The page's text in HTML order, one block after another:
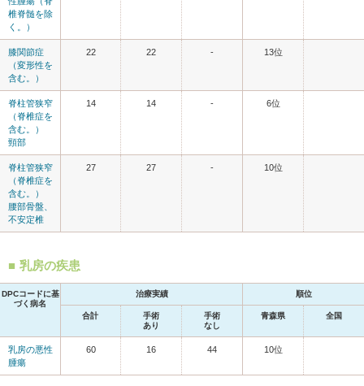
椎脊髄を除
く。）
膝関節症
（変形性を
含む。）
22 22 - 13位
脊柱管狭窄
（脊椎症を
含む。）
頸部
14 14 - 6位
脊柱管狭窄
（脊椎症を
含む。）
腰部骨盤、
不安定椎
27 27 - 10位
乳房の疾患
DPCコードに基
づく病名
治療実績 順位
合計
手術
あり
手術
なし
青森県 全国
乳房の悪性
腫瘍
60 16 44 10位